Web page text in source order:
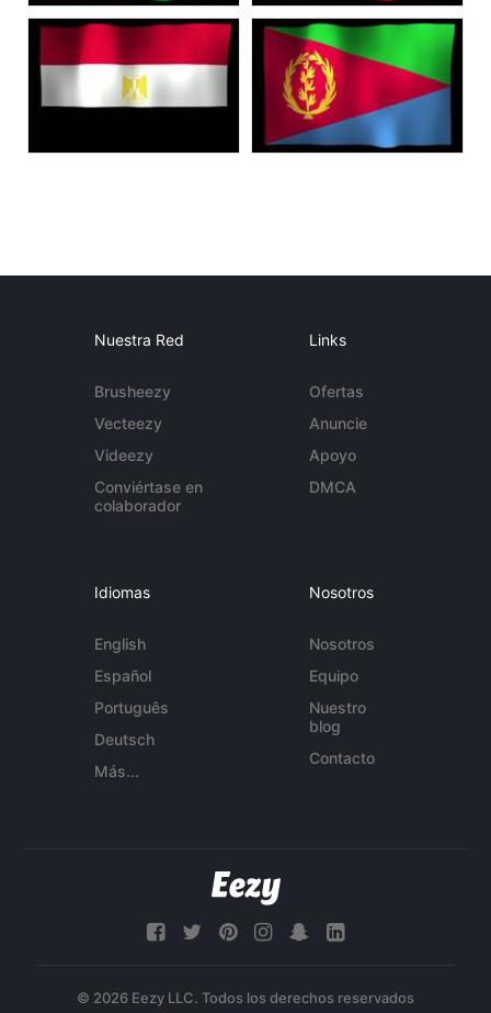
Nuestra Red
Brusheezy
Vecteezy
Videezy
Conviértase en
colaborador
Links
Ofertas
Anuncie
Apoyo
DMCA
Idiomas
English
Español
Português
Deutsch
Más...
Nosotros
Nosotros
Equipo
Nuestro
blog
Contacto
© 2026 Eezy LLC. Todos los derechos reservados